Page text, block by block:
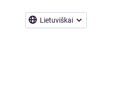
Lietuviškai